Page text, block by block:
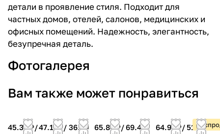
детали в проявление стиля. Подходит для
частных домов, отелей, салонов, медицинских и
офисных помещений. Надежность, элегантность,
безупречная деталь.
Фотогалерея
Вам также может понравиться
45.39 ₽/47.17 ₽/ 36.49
65.86 ₽/69.42
64.97 ₽/ 51.62